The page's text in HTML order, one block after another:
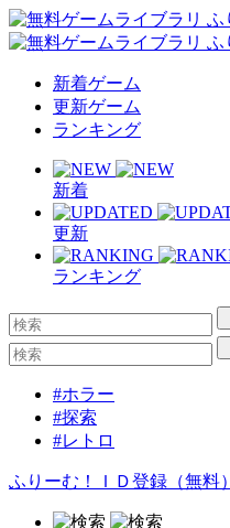
新着ゲーム
更新ゲーム
ランキング
新着
更新
ランキング
#ホラー
#探索
#レトロ
ふりーむ！ＩＤ登録（無料）